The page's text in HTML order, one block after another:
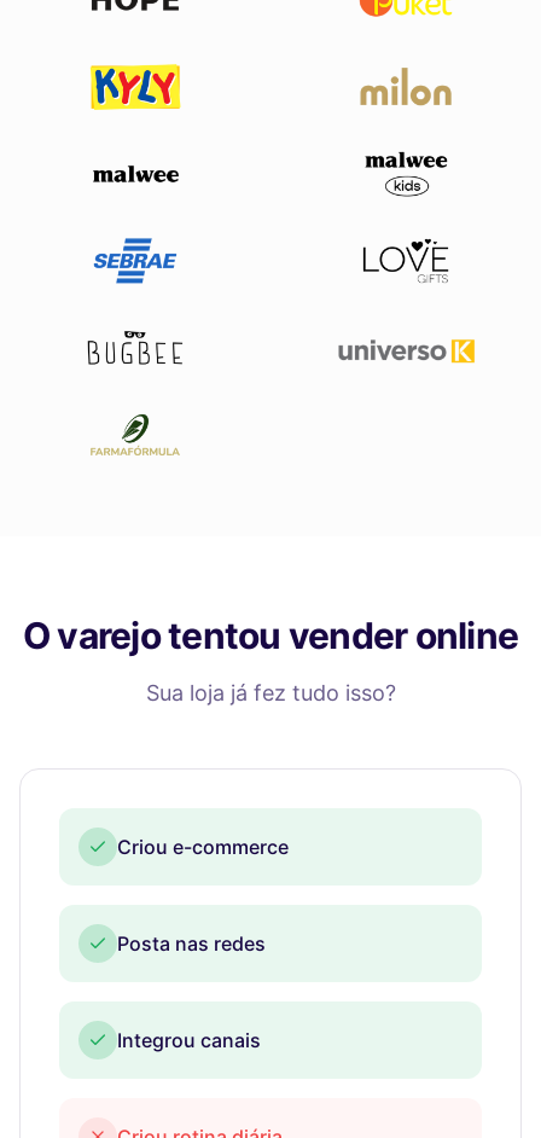
O varejo tentou vender online
Sua loja já fez tudo isso?
Criou e-commerce
Posta nas redes
Integrou canais